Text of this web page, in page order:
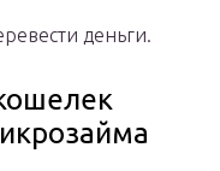
деньги.